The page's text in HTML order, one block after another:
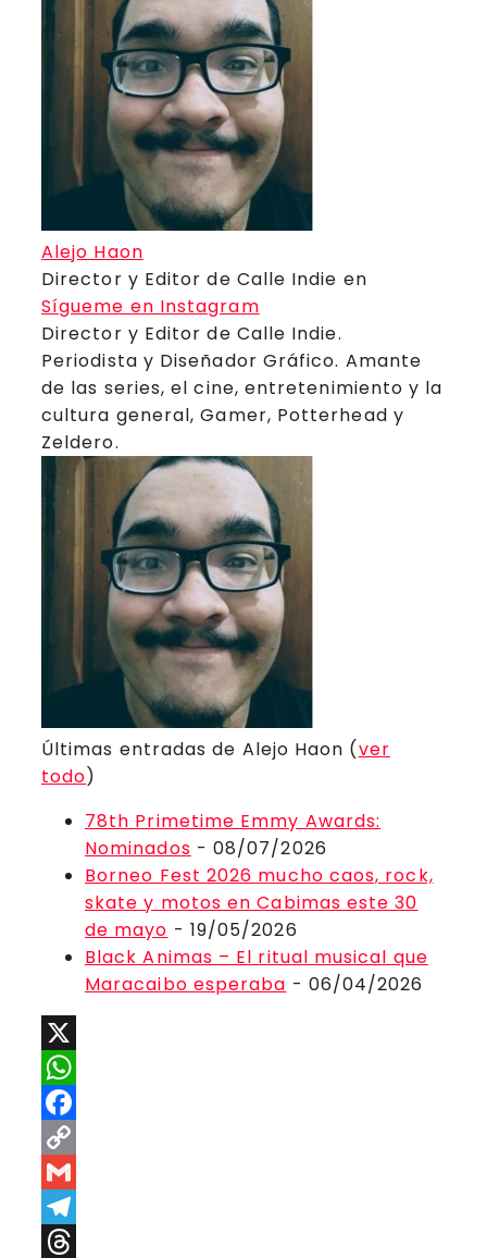
Alejo Haon
Director y Editor de Calle Indie en
Sígueme en Instagram
Director y Editor de Calle Indie.
Periodista y Diseñador Gráfico. Amante
de las series, el cine, entretenimiento y la
cultura general, Gamer, Potterhead y
Zeldero.
Últimas entradas de Alejo Haon (ver
todo)
78th Primetime Emmy Awards:
Nominados - 08/07/2026
Borneo Fest 2026 mucho caos, rock,
skate y motos en Cabimas este 30
de mayo - 19/05/2026
Black Animas – El ritual musical que
Maracaibo esperaba - 06/04/2026
X
WhatsApp
Facebook
Copy
Link
Gmail
Telegram